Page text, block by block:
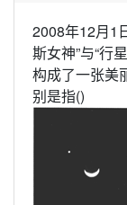
2008年12月1
斯女神”与“行
构成了一张美
别是指()